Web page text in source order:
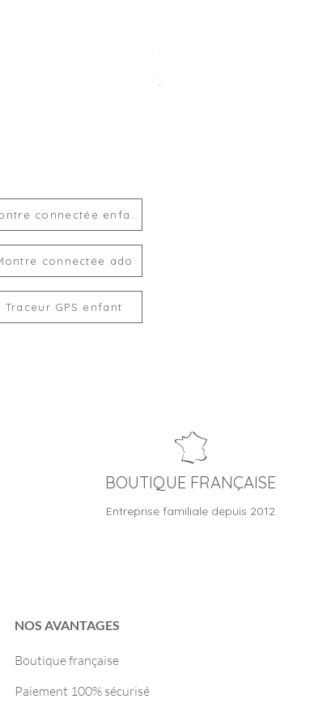
Traceur GPS enfant MiLi
Prix
24,00 €
connectée ado
Traceur GPS enfant
BOUTIQUE FRANÇAISE
Entreprise familiale depuis 2012
NOS AVANTAGES
Boutique française
Paiement 100% sécurisé